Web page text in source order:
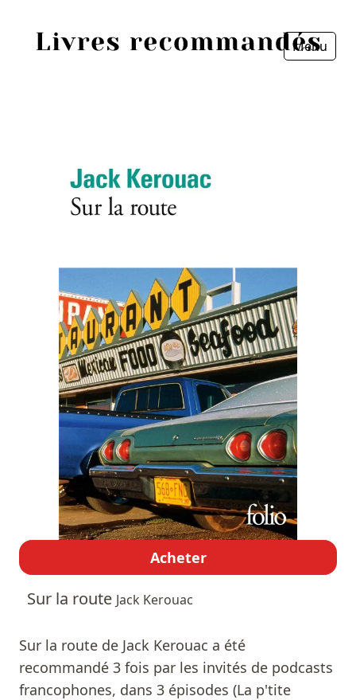
Menu
Acheter
Sur la route Jack Kerouac
Sur la route de Jack Kerouac a été
recommandé 3 fois par les invités de podcasts
francophones, dans 3 épisodes (La p'tite
Sources
Personnes
Livres
Livres les plus recommandés
Prix littéraires
Fermer